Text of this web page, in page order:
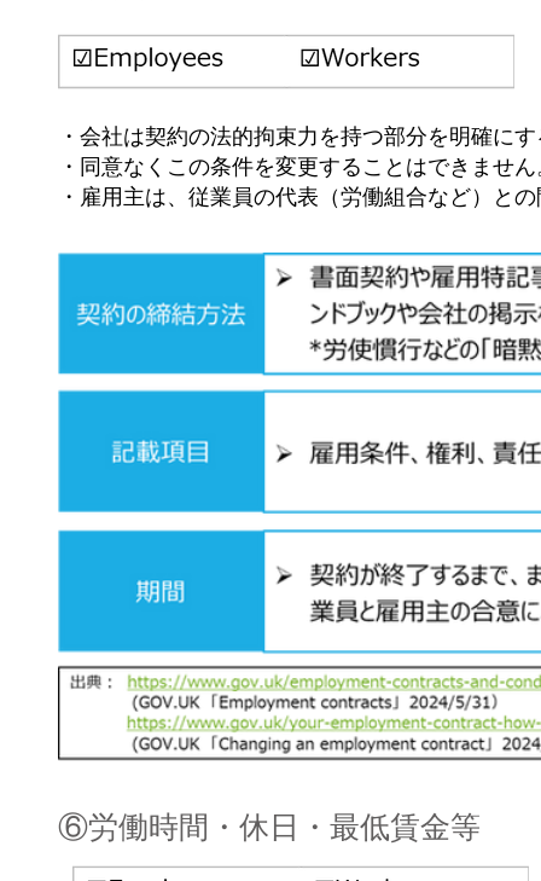
・会社は契約の法的拘束力を持つ部分を明確に
・同意なくこの条件を変更することはできません
・雇用主は、従業員の代表（労働組合など）と
⑥労働時間・休日・最低賃金等